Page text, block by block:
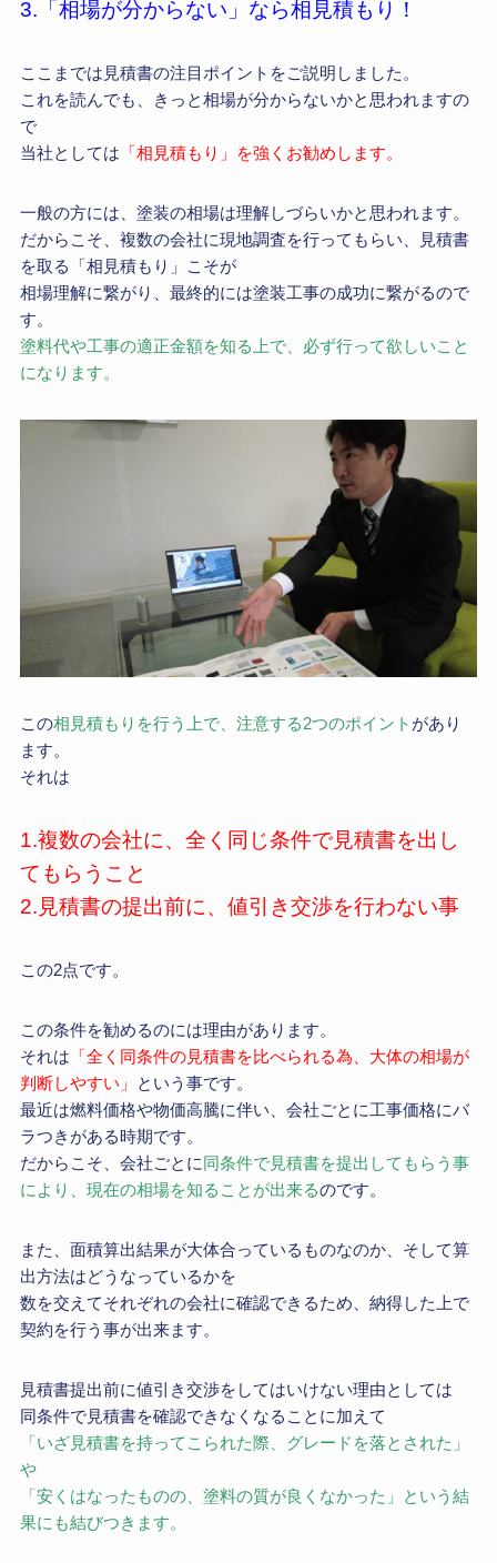
3.「相場が分からない」なら相見積もり！
ここまでは見積書の注目ポイントをご説明しました。
これを読んでも、きっと相場が分からないかと思われますの
で
当社としては 「相見積もり」を強くお勧めします。
一般の方には、塗装の相場は理解しづらいかと思われます。
だからこそ、複数の会社に現地調査を行ってもらい、見積書
を取る「相見積もり」こそが
相場理解に繋がり、最終的には塗装工事の成功に繋がるので
す。
塗料代や工事の適正金額を知る上で、必ず行って欲しいこと
になります。
この相見積もりを行う上で、注意する2つのポイント があり
ます。
それは
1.複数の会社に、全く同じ条件で見積書を出し
てもらうこと
2.見積書の提出前に、値引き交渉を行わない事
この2点です。
この条件を勧めるのには理由があります。
それは 「全く同条件の見積書を比べられる為、大体の相場が
判断しやすい」
という事です。
最近は燃料価格や物価高騰に伴い、会社ごとに工事価格にバ
ラつきがある時期です。
だからこそ、会社ごとに同条件で見積書を提出してもらう事
により、現在の相場を知ることが出来るのです。
また、面積算出結果が大体合っているものなのか、そして算
出方法はどうなっているかを
数を交えてそれぞれの会社に確認できるため、納得した上で
契約を行う事が出来ます。
見積書提出前に値引き交渉をしてはいけない理由としては
同条件で見積書を確認できなくなることに加えて
「いざ見積書を持ってこられた際、グレードを落とされた」
や
「安くはなったものの、塗料の質が良くなかった」という結
果にも結びつきます。